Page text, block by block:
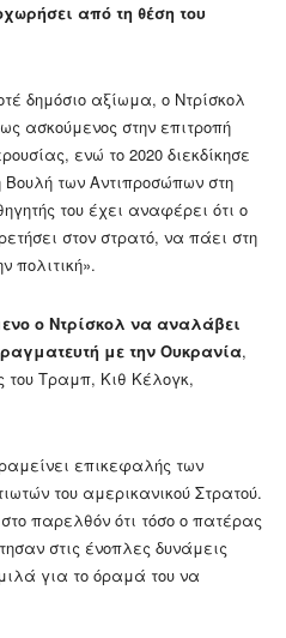
από τη θέση του
δημόσιο αξίωμα, ο Ντρίσκολ
ασκούμενος στην επιτροπή
ενώ το 2020 διεκδίκησε
των Αντιπροσώπων στη
του έχει αναφέρει ότι ο
στον στρατό, να πάει στη
πολιτική».
ο Ντρίσκολ να αναλάβει
με την Ουκρανία,
του Τραμπ, Κιθ Κέλογκ,
επικεφαλής των
του αμερικανικού Στρατού.
παρελθόν ότι τόσο ο πατέρας
στις ένοπλες δυνάμεις
για το όραμά του να